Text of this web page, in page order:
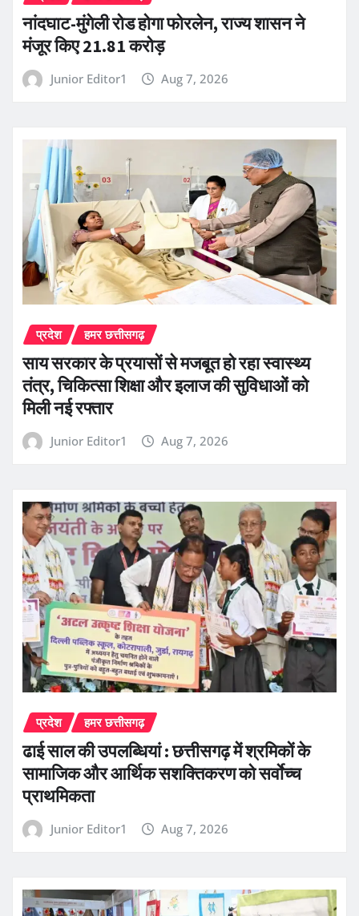
नांदघाट-मुंगेली रोड होगा फोरलेन, राज्य शासन ने
मंजूर किए 21.81 करोड़
Junior Editor1 Aug 7, 2026
प्रदेश हमर छत्तीसगढ़
साय सरकार के प्रयासों से मजबूत हो रहा स्वास्थ्य
तंत्र, चिकित्सा शिक्षा और इलाज की सुविधाओं को
मिली नई रफ्तार
Junior Editor1 Aug 7, 2026
प्रदेश हमर छत्तीसगढ़
ढाई साल की उपलब्धियां : छत्तीसगढ़ में श्रमिकों के
सामाजिक और आर्थिक सशक्तिकरण को सर्वाेच्च
प्राथमिकता
Junior Editor1 Aug 7, 2026